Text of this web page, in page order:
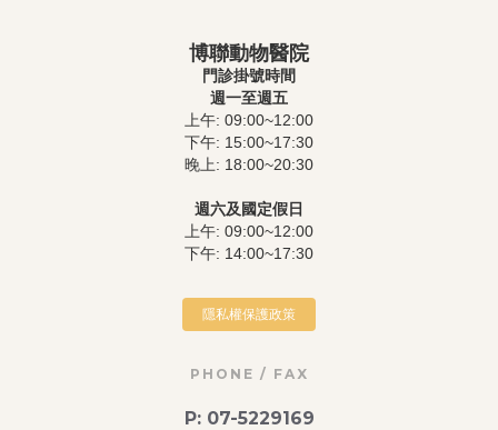
博聯動物醫院
門診掛號時間
週一至週五
上午: 09:00~12:00
下午: 15:00~17:30
晚上: 18:00~20:30
週六及國定假日
上午: 09:00~12:00
下午: 14:00~17:30
隱私權保護政策
PHONE / FAX
P: 07-5229169